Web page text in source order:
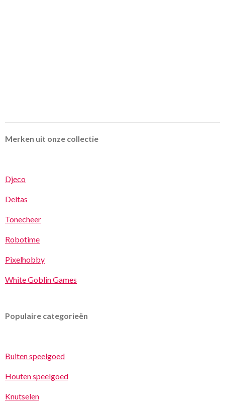
Merken uit onze collectie
Djeco
Deltas
Tonecheer
Robotime
Pixelhobby
White Goblin Games
Populaire categorieën
Buiten speelgoed
Houten speelgoed
Knutselen